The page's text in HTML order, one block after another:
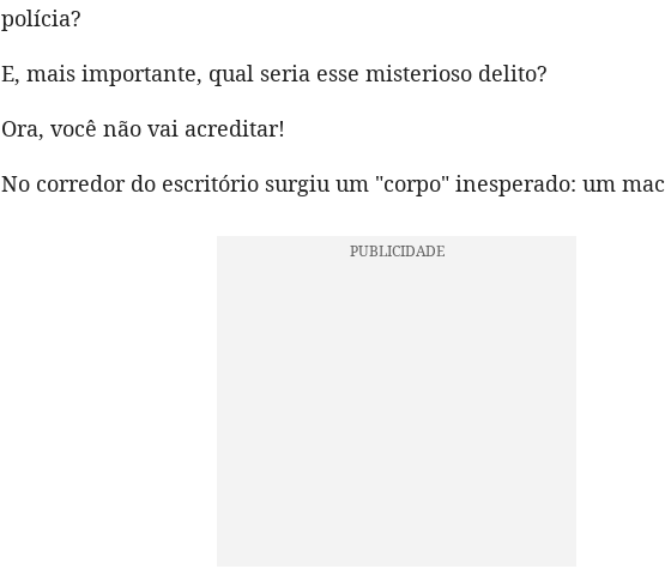
polícia?
E, mais importante, qual seria esse misterioso delito?
Ora, você não vai acreditar!
No corredor do escritório surgiu um "corpo" inesperado: um